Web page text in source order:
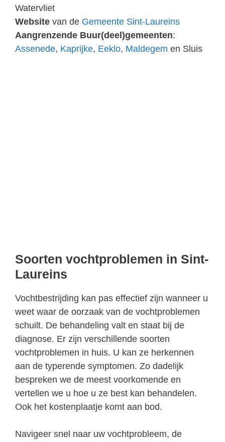
Watervliet
Website van de Gemeente Sint-Laureins
Aangrenzende Buur(deel)gemeenten:
Assenede, Kaprijke, Eeklo, Maldegem en Sluis
Soorten vochtproblemen in Sint-
Laureins
Vochtbestrijding kan pas effectief zijn wanneer u
weet waar de oorzaak van de vochtproblemen
schuilt. De behandeling valt en staat bij de
diagnose. Er zijn verschillende soorten
vochtproblemen in huis. U kan ze herkennen
aan de typerende symptomen. Zo dadelijk
bespreken we de meest voorkomende en
vertellen we u hoe u ze best kan behandelen.
Ook het kostenplaatje komt aan bod.
Navigeer snel naar uw vochtprobleem, de